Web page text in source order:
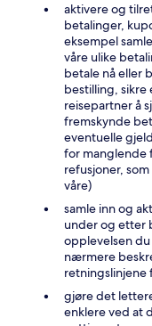
aktivere og
betalinger,
eksempel
våre ulike
betale nå eller
bestilling,
reisepartner å
fremskynde
eventuelle
for manglende
refusjoner,
våre)
samle inn og
under og etter
opplevelsen
nærmere
retningslinjene
gjøre det
enklere ved at